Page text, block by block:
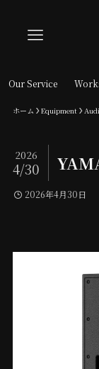
Our Service
ホーム Equipment
2026
4/30
2026年4月30日